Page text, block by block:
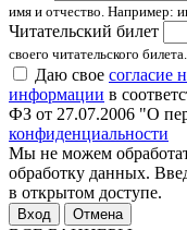
имя и отчество. Например:
Читательский билет
своего читательского билета.
Даю свое согласие
информации в
ФЗ от 27.07.2006 "О
конфиденциальности
Мы не можем
обработку данных.
в открытом доступе.
Отмена